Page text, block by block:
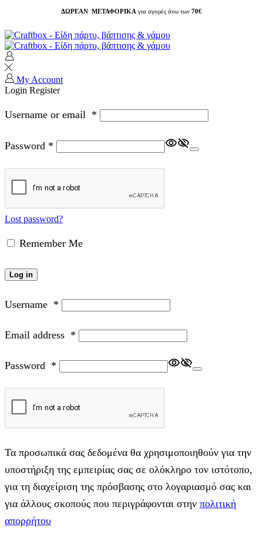
ΔΩΡΕΑΝ ΜΕΤΑΦΟΡΙΚΑ για αγορές άνω των 70€
My Account
Login Register
Username or email *
Password *
Lost password?
Remember Me
Log in
Username *
Email address *
Password *
Τα προσωπικά σας δεδομένα θα χρησιμοποιηθούν για την
υποστήριξη της εμπειρίας σας σε ολόκληρο τον ιστότοπο,
για τη διαχείριση της πρόσβασης στο λογαριασμό σας και
για άλλους σκοπούς που περιγράφονται στην πολιτική
απορρήτου